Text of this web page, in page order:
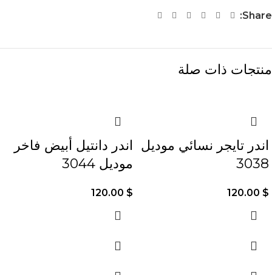
Share:
منتجات ذات صلة
اندر تايجر نسائي موديل
3038
120.00 $
اندر دانتيل أبيض فاخر
موديل 3044
120.00 $